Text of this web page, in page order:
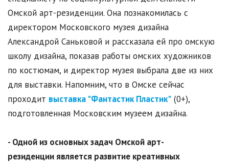
Омской арт-резиденции. Она познакомилась с
директором Московского музея дизайна
Александрой Саньковой и рассказала ей про омскую
школу дизайна, показав работы омских художников
по костюмам, и директор музея выбрала две из них
для выставки. Напомним, что в Омске сейчас
проходит выставка "Фантастик Пластик" (0+),
подготовленная Московским музеем дизайна.
- Одной из основных задач Омской арт-
резиденции является развитие креативных